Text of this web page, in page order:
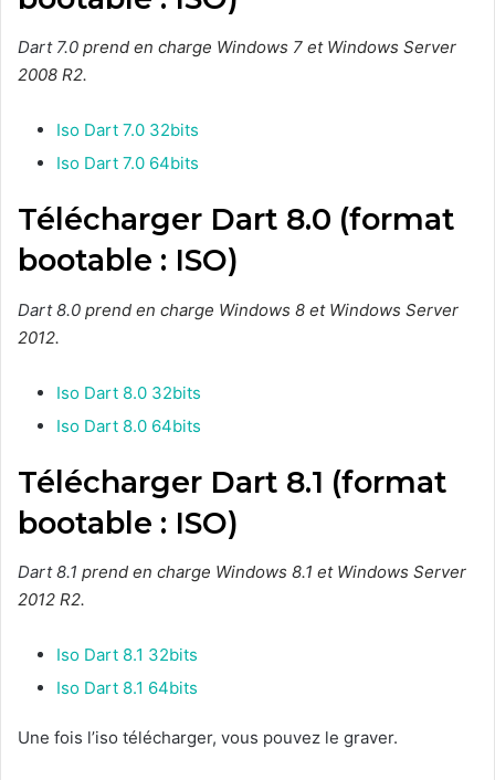
Dart 7.0 prend en charge Windows 7 et Windows Server
2008 R2.
Iso Dart 7.0 32bits
Iso Dart 7.0 64bits
Télécharger Dart 8.0 (format
bootable : ISO)
Dart 8.0 prend en charge Windows 8 et Windows Server
2012.
Iso Dart 8.0 32bits
Iso Dart 8.0 64bits
Télécharger Dart 8.1 (format
bootable : ISO)
Dart 8.1 prend en charge Windows 8.1 et Windows Server
2012 R2.
Iso Dart 8.1 32bits
Iso Dart 8.1 64bits
Une fois l’iso télécharger, vous pouvez le graver.